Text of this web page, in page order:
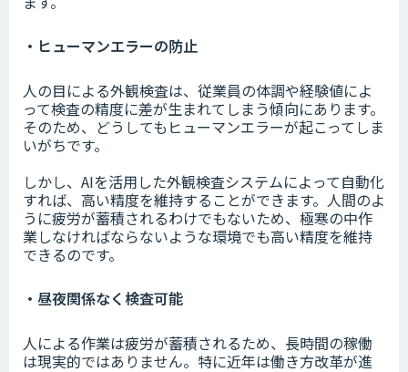
・ヒューマンエラーの防止
人の目による外観検査は、従業員の体調や経験値によ
って検査の精度に差が生まれてしまう傾向にあります。
そのため、どうしてもヒューマンエラーが起こってしま
いがちです。
しかし、AIを活用した外観検査システムによって自動化
すれば、高い精度を維持することができます。人間のよ
うに疲労が蓄積されるわけでもないため、極寒の中作
業しなければならないような環境でも高い精度を維持
できるのです。
・昼夜関係なく検査可能
人による作業は疲労が蓄積されるため、長時間の稼働
は現実的ではありません。特に近年は働き方改革が進